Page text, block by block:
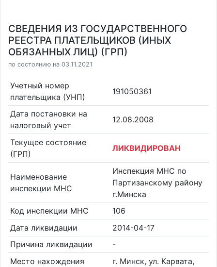
СВЕДЕНИЯ ИЗ ГОСУДАРСТВЕННОГО
РЕЕСТРА ПЛАТЕЛЬЩИКОВ (ИНЫХ
ОБЯЗАННЫХ ЛИЦ) (ГРП)
по состоянию на 03.11.2021
Учетный номер
плательщика (УНП)
191050361
Дата постановки на
налоговый учет
12.08.2008
Текущее состояние
(ГРП)
ЛИКВИДИРОВАН
Наименование
инспекции МНС
Инспекция МНС по
Партизанскому району
г.Минска
Код инспекции МНС
106
Дата ликвидации
2014-04-17
Причина ликвидации
-
Место нахождения
г. Минск, ул. Карвата,